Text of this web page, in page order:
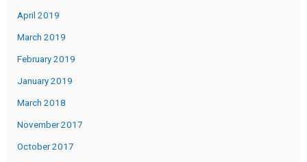
April 2019
March 2019
February 2019
January 2019
March 2018
November 2017
October 2017